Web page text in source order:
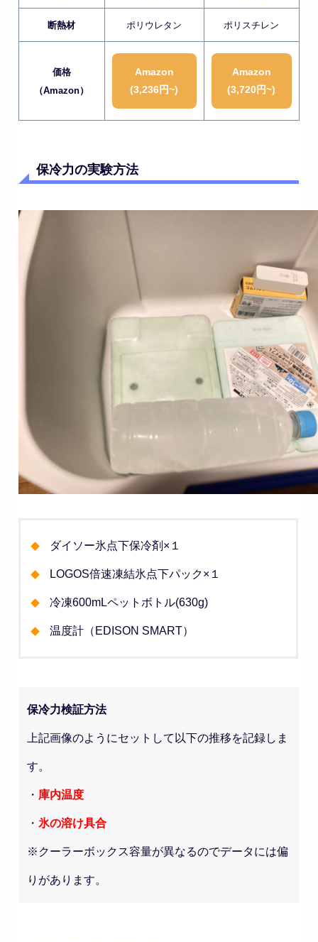
断熱材 ポリウレタン ポリスチレン
価格
（Amazon）
Amazon
(3,236円~)
Amazon
(3,720円~)
保冷力の実験方法
ダイソー氷点下保冷剤×１
LOGOS倍速凍結氷点下パック×１
冷凍600mLペットボトル(630g)
温度計（EDISON SMART）
保冷力検証方法
上記画像のようにセットして以下の推移を記録しま
す。
・ 庫内温度
・ 氷の溶け具合
※クーラーボックス容量が異なるのでデータには偏
りがあります。